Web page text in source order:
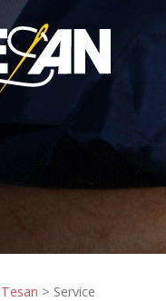
> Service